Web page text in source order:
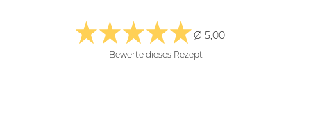
Ø 5,00
Bewerte dieses Rezept